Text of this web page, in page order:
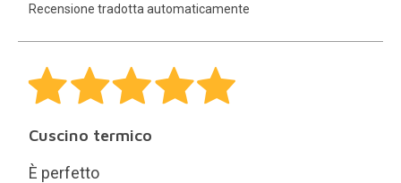
Recensione tradotta automaticamente
Cuscino termico
È perfetto